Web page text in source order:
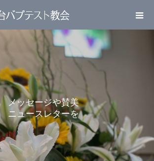
メッセージや賛美
ー スレターをお届けし